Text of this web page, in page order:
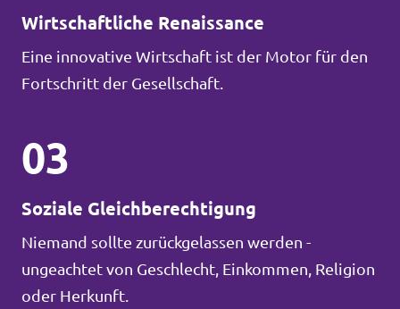
Wirtschaftliche Renaissance
Eine innovative Wirtschaft ist der Motor für den
Fortschritt der Gesellschaft.
03
Soziale Gleichberechtigung
Niemand sollte zurückgelassen werden -
ungeachtet von Geschlecht, Einkommen, Religion
oder Herkunft.